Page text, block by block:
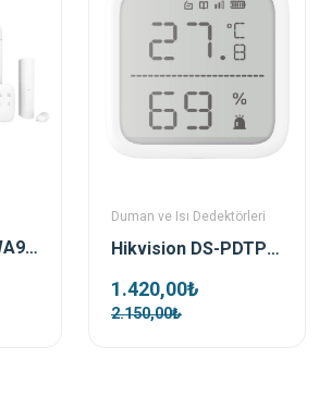
Hikvision DS-PWA96-Kit-WE Kablosuz Alarm Seti
Duman ve Isı Dedektörleri
Hikvision DS-PDTPH-E-WE Kablosuz Isı Dedektörü
1.420,00₺
2.150,00₺